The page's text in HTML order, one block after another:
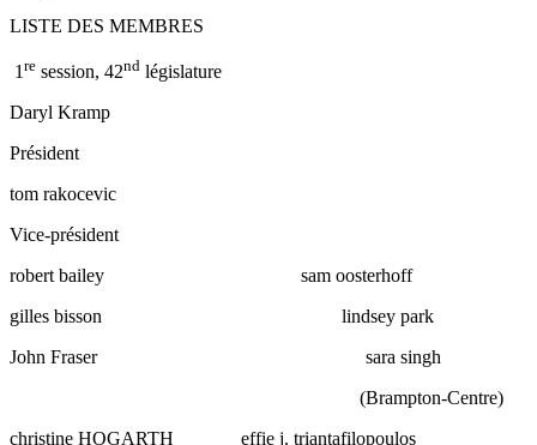
LISTE DES MEMBRES
1 re session, 42nd législature
Daryl Kramp
Président
tom rakocevic
Vice-président
robert bailey sam oosterhoff
gilles bisson lindsey park
John Fraser sara singh
(Brampton-Centre)
christine HOGARTH effie j. triantafilopoulos